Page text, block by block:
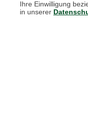
Ihre Einwilligung
in unserer